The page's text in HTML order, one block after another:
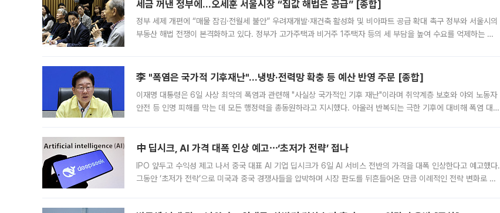
세금 꺼낸 정부에…오세훈 서울시장 “집값 해법은 공급” [종합]
정부 세제 개편에 “매물 잠김·전월세 불안” 우려재개발·재건축 활성화 및 비아파트 공급 확대 촉구 정부와 서울시의
부동산 해법 전쟁이 본격화하고 있다. 정부가 고가주택과 비거주 1주택자 등의 세 부담을 높여 수요를 억제하는 카
李 "폭염은 국가적 기후재난"…냉방·전력망 확충 등 예산 반영 주문 [종합]
이재명 대통령은 6일 사상 최악의 폭염과 관련해 "사실상 국가적인 기후 재난"이라며 취약계층 보호와 야외 노동자
안전 등 인명 피해를 막는 데 모든 행정력을 총동원하라고 지시했다. 아울러 반복되는 극한 기후에 대비해 폭염 대응
中 딥시크, AI 가격 대폭 인상 예고⋯‘초저가 전략’ 접나
IPO 앞두고 수익성 제고 나서 중국 대표 AI 기업 딥시크가 6일 AI 서비스 전반의 가격을 대폭 인상한다고 예고했다.
그동안 ‘초저가 전략’으로 미국과 중국 경쟁사들을 압박하며 시장 판도를 뒤흔들어온 만큼 이례적인 전략 변화로 평